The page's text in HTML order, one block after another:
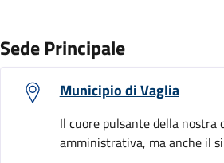
Sede Principale
Municipio di Vaglia
Il cuore pulsante della
amministrativa, ma anche il